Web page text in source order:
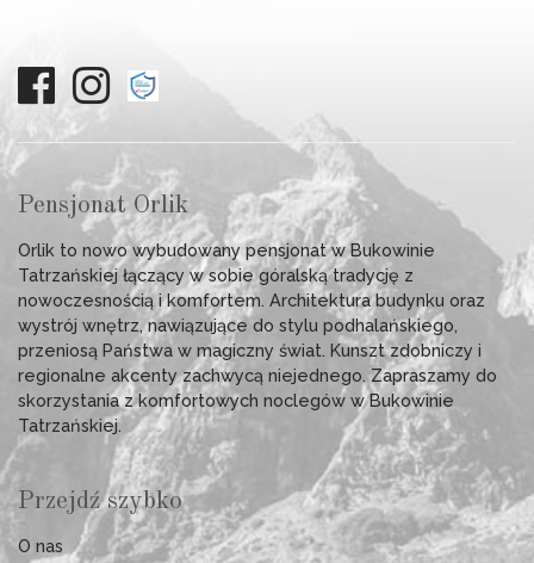
Pensjonat Orlik
Orlik to nowo wybudowany pensjonat w Bukowinie
Tatrzańskiej łączący w sobie góralską tradycję z
nowoczesnością i komfortem. Architektura budynku oraz
wystrój wnętrz, nawiązujące do stylu podhalańskiego,
przeniosą Państwa w magiczny świat. Kunszt zdobniczy i
regionalne akcenty zachwycą niejednego. Zapraszamy do
skorzystania z komfortowych noclegów w Bukowinie
Tatrzańskiej.
Przejdź szybko
O nas